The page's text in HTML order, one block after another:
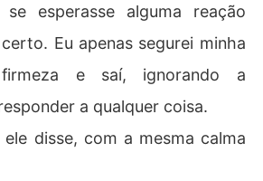
esperasse alguma reação
Eu apenas segurei minha
e saí, ignorando a
a qualquer coisa.
disse, com a mesma calma